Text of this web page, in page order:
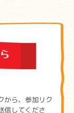
から、参加リク
信してくださ